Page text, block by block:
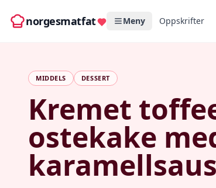
norgesmatfat Meny Oppskrifter
MIDDELS DESSERT
Kremet
ostekake
karamellsaus